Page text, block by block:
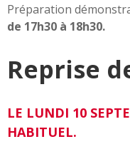
Préparation
de 17h30 à 18h30.
Reprise
LE LUNDI 10
HABITUEL.